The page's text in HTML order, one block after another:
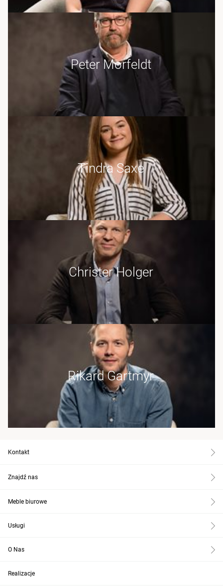
Peter Morfeldt
Tindra Saxe
Christer Holger
Rikard Gartmyr
Kontakt
Znajdź nas
Meble biurowe
Usługi
O Nas
Realizacje